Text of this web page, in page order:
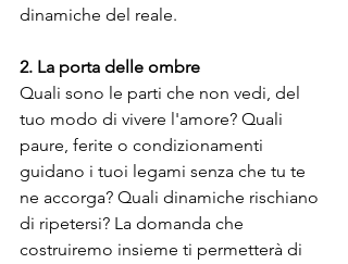
dinamiche del reale.
2. La porta delle ombre
Quali sono le parti che non vedi, del
tuo modo di vivere l'amore? Quali
paure, ferite o condizionamenti
guidano i tuoi legami senza che tu te
ne accorga? Quali dinamiche rischiano
di ripetersi? La domanda che
costruiremo insieme ti permetterà di